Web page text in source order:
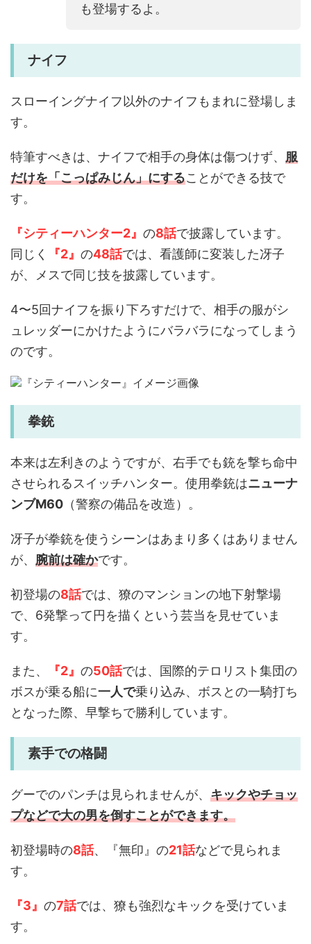
も登場するよ。
ナイフ
スローイングナイフ以外のナイフもまれに登場しま
す。
特筆すべきは、ナイフで相手の身体は傷つけず、 服
だけを「こっぱみじん」にすることができる技で
す。
『シティーハンター2』 の8話で披露しています。
同じく
『2』 の48話では、看護師に変装した冴子
が、メスで同じ技を披露しています。
4〜5回ナイフを振り下ろすだけで、相手の服がシ
ュレッダーにかけたようにバラバラになってしまう
のです。
拳銃
本来は左利きのようですが、右手でも銃を撃ち命中
させられるスイッチハンター。使用拳銃はニューナ
ンブM60 （警察の備品を改造）。
冴子が拳銃を使うシーンはあまり多くはありません
が、 腕前は確かです。
初登場の8話では、獠のマンションの地下射撃場
で、6発撃って円を描くという芸当を見せていま
す。
また、 『2』 の50話では、国際的テロリスト集団の
ボスが乗る船に一人で乗り込み、ボスとの一騎打ち
となった際、早撃ちで勝利しています。
素手での格闘
グーでのパンチは見られませんが、 キックやチョッ
プなどで大の男を倒すことができます。
初登場時の8話、『無印』の21話などで見られま
す。
『3』 の7話では、獠も強烈なキックを受けていま
す。